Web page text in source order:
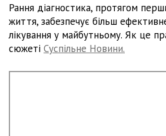
Рання діагностика, протягом
життя, забезпечує більш
лікування у майбутньому. Як це
сюжеті Суспільне Новини.